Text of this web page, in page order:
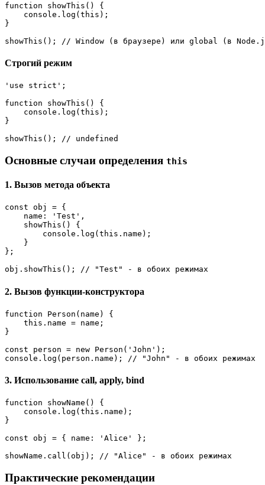
function showThis ( ) {
console . log (this );
}
showThis (); // Window (в браузере) или global (в
Строгий режим
'use strict' ;
function
showThis ( ) {
console . log ( this );
}
showThis (); // undefined
Основные случаи определения this
1. Вызов метода объекта
const obj = {
name : 'Test' ,
showThis ( ) {
console . log ( this . name );
    }
};
obj. showThis (); // "Test" - в обоих режимах
2. Вызов функции-конструктора
function Person ( name ) {
this . name = name;
}
const person = new Person ( 'John'
console . log (person. name ); // "John" - в обоих режимах
3. Использование call, apply, bind
function showName ( ) {
console . log ( this . name );
}
const obj = { name : 'Alice'
};
showName. call (obj); // "Alice" - в обоих режимах
Практические рекомендации